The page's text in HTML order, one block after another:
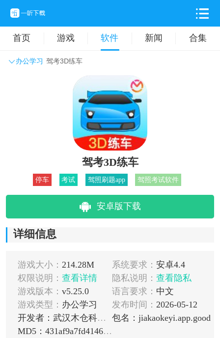
首页 游戏 软件 新闻 合集
办公学习 驾考3D练车
主题壁纸 旅游出行
拍摄美化 时尚购物
驾考3D练车
停车 考试 驾照刷题app 驾照考试软件
安卓版下载
详细信息
游戏大小： 214.28M 系统要求： 安卓4.4
权限说明： 查看详情 隐私说明： 查看隐私
游戏版本： v5.25.0 语言要求： 中文
游戏类型： 办公学习 发布时间： 2026-05-12
开发者：武汉木仓科技股份有限公司
包名：jiakaokeyi.app.good
MD5：431af9a7fd41468cd3a74a133ed70732